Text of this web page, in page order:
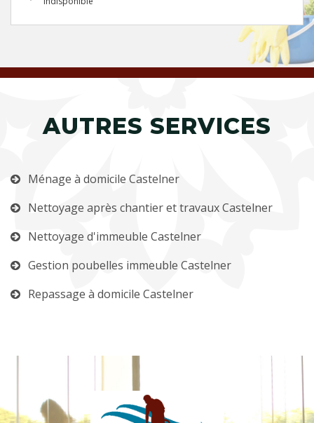
AUTRES SERVICES
Ménage à domicile Castelner
Nettoyage après chantier et travaux Castelner
Nettoyage d'immeuble Castelner
Gestion poubelles immeuble Castelner
Repassage à domicile Castelner